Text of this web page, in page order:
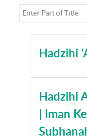
Enter Part of Title
Hadzihi
Hadzihi
| Iman